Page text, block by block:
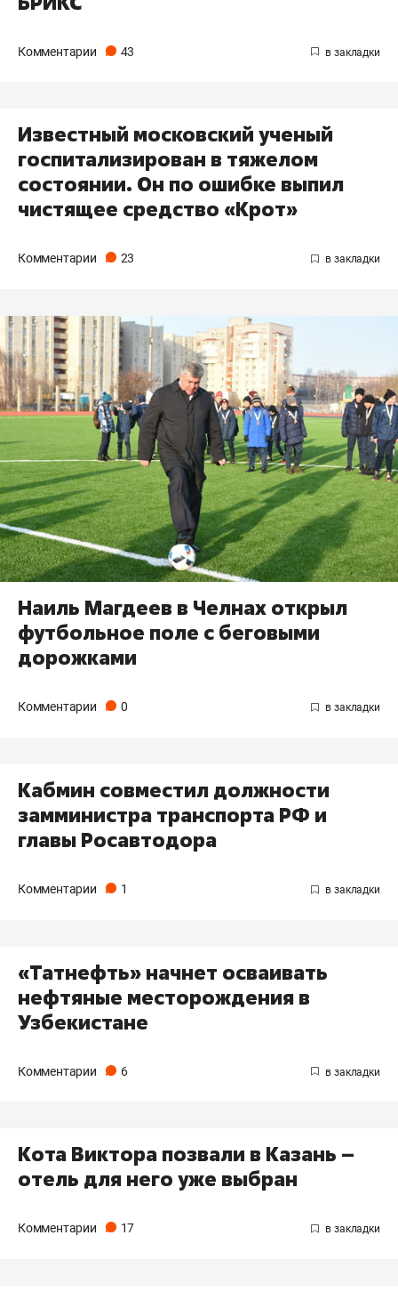
Комментарии 43
Известный московский ученый
госпитализирован в тяжелом
состоянии. Он по ошибке выпил
чистящее средство «Крот»
Комментарии 23
Наиль Магдеев в Челнах открыл
футбольное поле с беговыми
дорожками
Комментарии 0
Кабмин совместил должности
замминистра транспорта РФ и
главы Росавтодора
Комментарии 1
«Татнефть» начнет осваивать
нефтяные месторождения в
Узбекистане
Комментарии 6
Кота Виктора позвали в Казань –
отель для него уже выбран
Комментарии 17